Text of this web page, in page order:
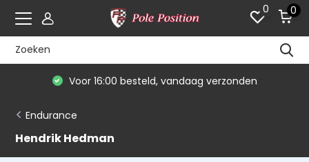
0 0
Voor 16:00 besteld, vandaag verzonden
Endurance
Hendrik Hedman